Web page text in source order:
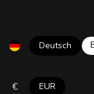
Deutsch
€ EUR